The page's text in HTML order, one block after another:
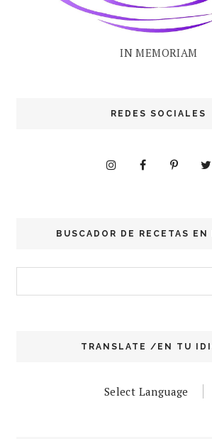
IN MEMORIAM
REDES SOCIALES
BUSCADOR DE RECETAS
TRANSLATE /EN TU
Select Language